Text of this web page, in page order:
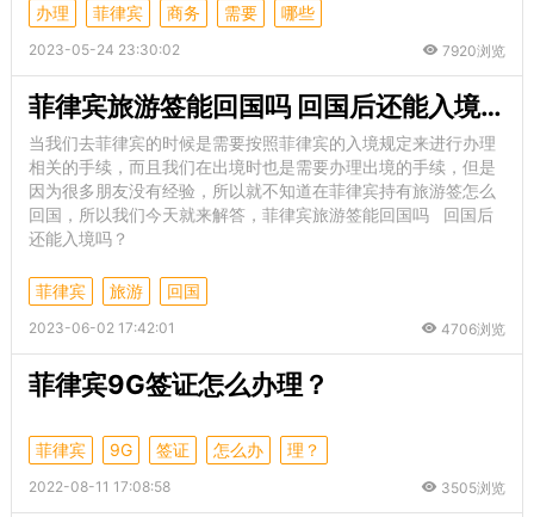
办理 菲律宾 商务 需要 哪些
2023-05-24 23:30:02 7920浏览
菲律宾旅游签能回国吗 回国后还能入境吗
当我们去菲律宾的时候是需要按照菲律宾的入境规定来进行办理
相关的手续，而且我们在出境时也是需要办理出境的手续，但是
因为很多朋友没有经验，所以就不知道在菲律宾持有旅游签怎么
回国，所以我们今天就来解答，菲律宾旅游签能回国吗 回国后
还能入境吗？
菲律宾 旅游 回国
2023-06-02 17:42:01 4706浏览
菲律宾9G签证怎么办理？
菲律宾 9G 签证 怎么办 理？
2022-08-11 17:08:58 3505浏览